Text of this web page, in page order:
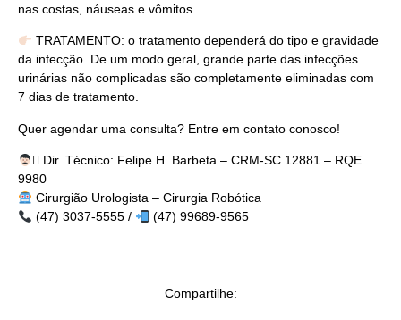
nas costas, náuseas e vômitos.
TRATAMENTO: o tratamento dependerá do tipo e gravidade
da infecção. De um modo geral, grande parte das infecções
urinárias não complicadas são completamente eliminadas com
7 dias de tratamento.
Quer agendar uma consulta? Entre em contato conosco!
‍⚕ Dir. Técnico: Felipe H. Barbeta – CRM-SC 12881 – RQE
9980
Cirurgião Urologista – Cirurgia Robótica
(47) 3037-5555 /
(47) 99689-9565
Compartilhe: